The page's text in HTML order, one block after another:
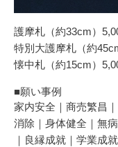
護摩札（約33cm）
特別大護摩札（約
懐中札（約15cm）
■願い事例
家内安全｜商売繁昌
消除｜身体健全｜無
｜良縁成就｜学業成